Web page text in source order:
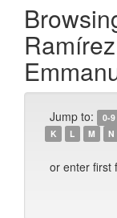
Jump to: 0-9
K
L M N
or enter first